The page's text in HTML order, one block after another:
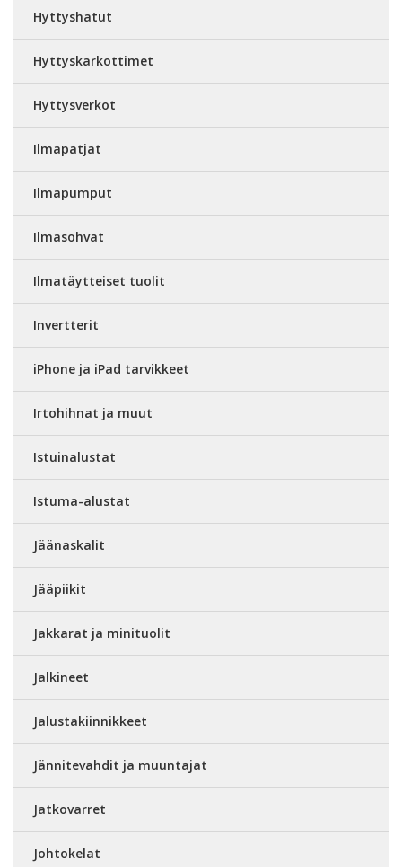
Hyttyshatut
Hyttyskarkottimet
Hyttysverkot
Ilmapatjat
Ilmapumput
Ilmasohvat
Ilmatäytteiset tuolit
Invertterit
iPhone ja iPad tarvikkeet
Irtohihnat ja muut
Istuinalustat
Istuma-alustat
Jäänaskalit
Jääpiikit
Jakkarat ja minituolit
Jalkineet
Jalustakiinnikkeet
Jännitevahdit ja muuntajat
Jatkovarret
Johtokelat